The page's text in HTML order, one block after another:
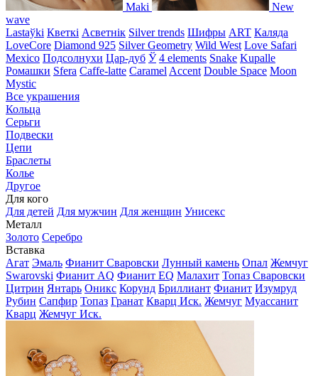
Maki
New
wave
Lastaўki Кветкі Асветнiк Silver trends Шифры ART Каляда
LoveCore Diamond 925 Silver Geometry Wild West Love Safari
Mexico Подсолнухи Цар-дуб Ў 4 elements Snake Kupalle
Ромашки Sfera Caffe-latte Caramel Accent Double Space Moon
Mystic
Все украшения
Кольца
Серьги
Подвески
Цепи
Браслеты
Колье
Другое
Для кого
Для детей Для мужчин Для женщин Унисекс
Металл
Золото Серебро
Вставка
Агат Эмаль Фианит Сваровски Лунный камень Опал Жемчуг
Swarovski Фианит AQ Фианит EQ Малахит Топаз Сваровски
Цитрин Янтарь Оникс Корунд Бриллиант Фианит Изумруд
Рубин Сапфир Топаз Гранат Кварц Иск. Жемчуг Муассанит
Кварц Жемчуг Иск.